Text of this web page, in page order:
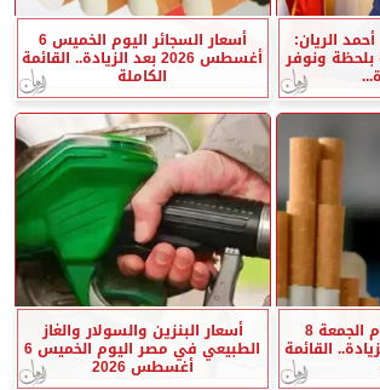
الريان:
بلحظة ونوفر
أسعار السجائر اليوم الخميس 6
أغسطس 2026 بعد الزيادة.. القائمة
الكاملة
أسعار السجائر اليوم الجمعة 8
الزيادة.. القائمة
أسعار البنزين والسولار والغاز
الطبيعي في مصر اليوم الخميس 6
أغسطس 2026